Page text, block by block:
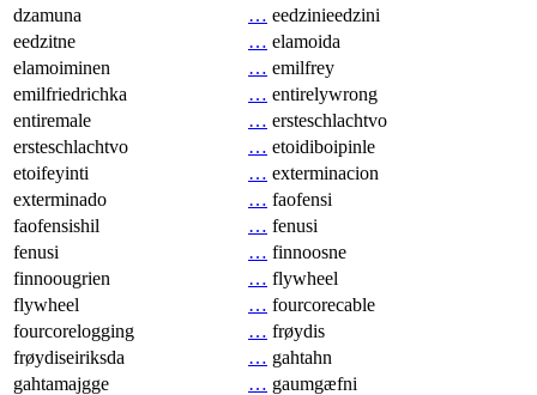
dzamuna
… eedzinieedzini
eedzitne
… elamoida
elamoiminen
… emilfrey
emilfriedrichka
… entirelywrong
entiremale
… ersteschlachtvo
ersteschlachtvo
… etoidiboipinle
etoifeyinti
… exterminacion
exterminado
… faofensi
faofensishil
… fenusi
fenusi
… finnoosne
finnoougrien
… flywheel
flywheel
… fourcorecable
fourcorelogging
… frøydis
frøydiseiriksda
… gahtahn
gahtamajgge
… gaumgæfni